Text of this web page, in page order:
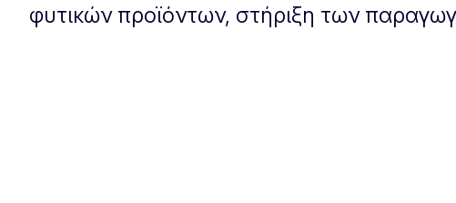
φυτικών προϊόντων, στήριξη των